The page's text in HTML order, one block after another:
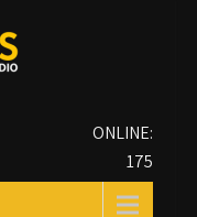
ONLINE:
175